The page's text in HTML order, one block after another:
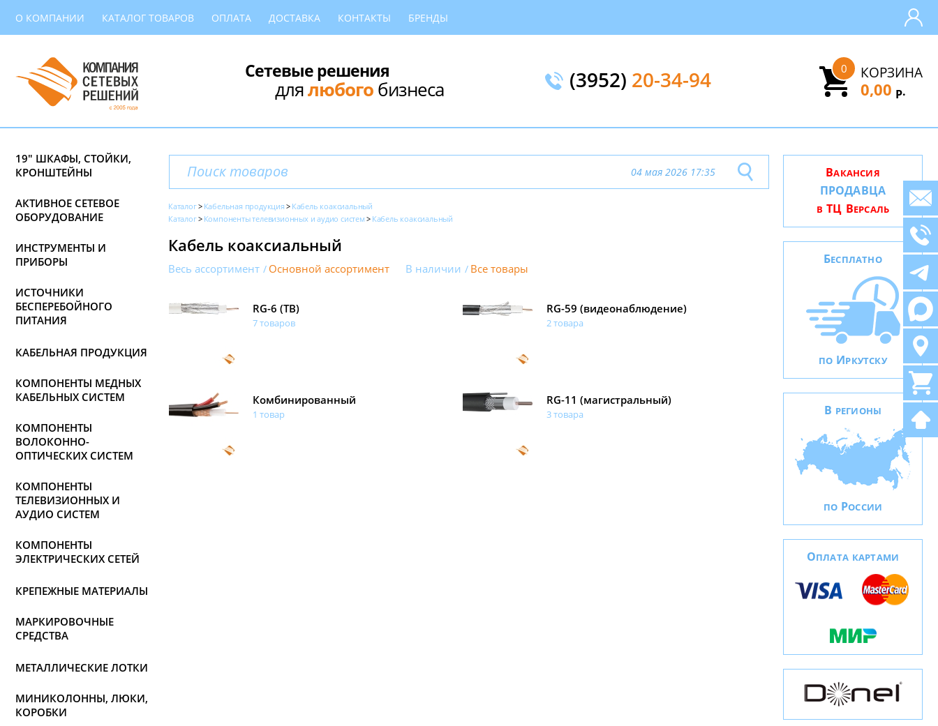
О КОМПАНИИ КАТАЛОГ ТОВАРОВ ОПЛАТА ДОСТАВКА КОНТАКТЫ БРЕНДЫ
Сетевые решения
длялюбогобизнеса (3952) 20-34-94 КОРЗИНА
0
0,00 Р.
19" ШКАФЫ, СТОЙКИ,
КРОНШТЕЙНЫ
АКТИВНОЕ СЕТЕВОЕ
ОБОРУДОВАНИЕ
ИНСТРУМЕНТЫ И
ПРИБОРЫ
ИСТОЧНИКИ
БЕСПЕРЕБОЙНОГО
ПИТАНИЯ
КАБЕЛЬНАЯ ПРОДУКЦИЯ
КОМПОНЕНТЫ МЕДНЫХ
КАБЕЛЬНЫХ СИСТЕМ
КОМПОНЕНТЫ
ВОЛОКОННО-
ОПТИЧЕСКИХ СИСТЕМ
КОМПОНЕНТЫ
ТЕЛЕВИЗИОННЫХ И
АУДИО СИСТЕМ
КОМПОНЕНТЫ
ЭЛЕКТРИЧЕСКИХ СЕТЕЙ
КРЕПЕЖНЫЕ МАТЕРИАЛЫ
МАРКИРОВОЧНЫЕ
СРЕДСТВА
МЕТАЛЛИЧЕСКИЕ ЛОТКИ
МИНИКОЛОННЫ, ЛЮКИ,
КОРОБКИ
04 мая 2026 17:35
Каталог Кабельная продукция
Кабель коаксиальный
Каталог
Компоненты телевизионных и аудио систем Кабель коаксиальный
Кабель коаксиальный
Весь ассортимент Основной ассортимент В наличии Все товары
RG-6 (ТВ)
7 товаров
RG-59 (видеонаблюдение)
2 товара
Комбинированный
1 товар
RG-11 (магистральный)
3 товара
ВАКАНСИЯ
ПРОДАВЦА
В ТЦ ВЕРСАЛЬ
БЕСПЛАТНО
ПО ИРКУТСКУ
В РЕГИОНЫ
ПО РОССИИ
ОПЛАТА КАРТАМИ